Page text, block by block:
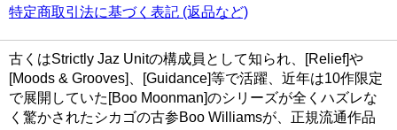
特定商取引法に基づく表記 (返品など)
古くはStrictly Jaz Unitの構成員として知られ、[Relief]や
[Moods & Grooves]、[Guidance]等で活躍、近年は10作限定
で展開していた[Boo Moonman]のシリーズが全くハズレな
く驚かされたシカゴの古参Boo Williamsが、正規流通作品